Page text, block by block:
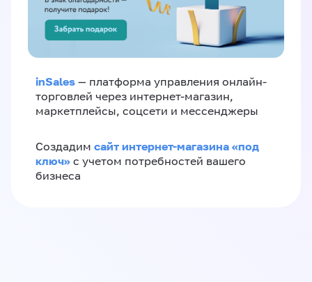
inSales — платформа управления онлайн-
торговлей через интернет-магазин,
маркетплейсы, соцсети и мессенджеры
Создадим сайт интернет-магазина «под
ключ» с учетом потребностей вашего
бизнеса